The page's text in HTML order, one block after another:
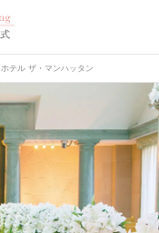
ホテル ザ・マンハッタン